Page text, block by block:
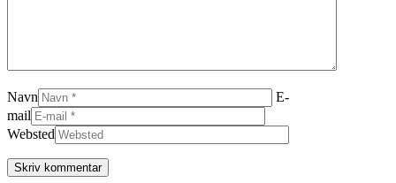
Navn
E-
mail
Websted